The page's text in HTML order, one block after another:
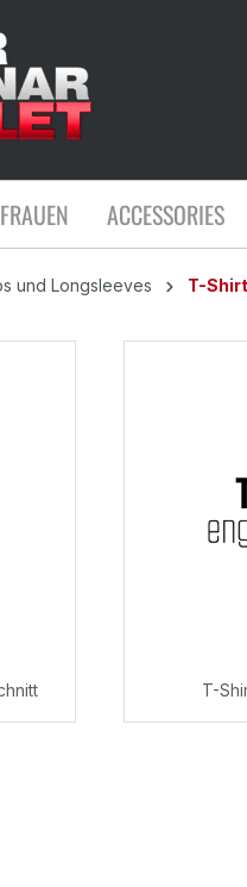
FRAUEN ACCESSORIES
und Longsleeves T-
T-